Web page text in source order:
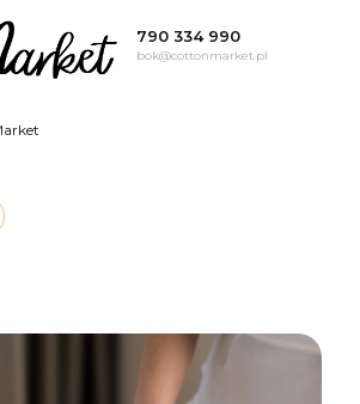
790 334 990
bok@cottonmarket.pl